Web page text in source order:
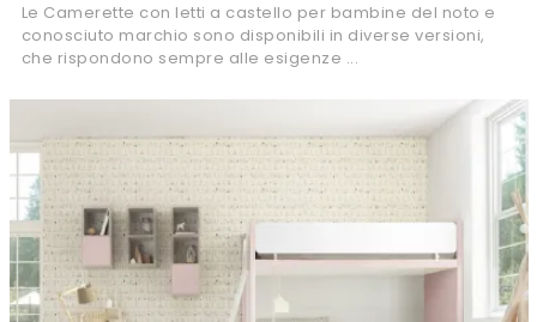
Le Camerette con letti a castello per bambine del noto e
conosciuto marchio sono disponibili in diverse versioni,
che rispondono sempre alle esigenze ...